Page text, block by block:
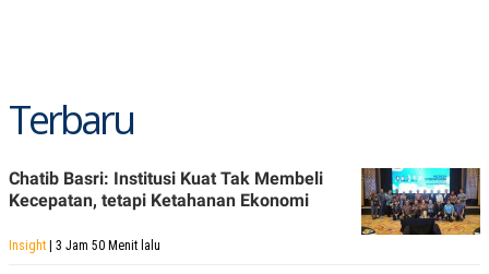
Terbaru
Chatib Basri: Institusi Kuat Tak Membeli
Kecepatan, tetapi Ketahanan Ekonomi
Insight | 3 Jam 50 Menit lalu